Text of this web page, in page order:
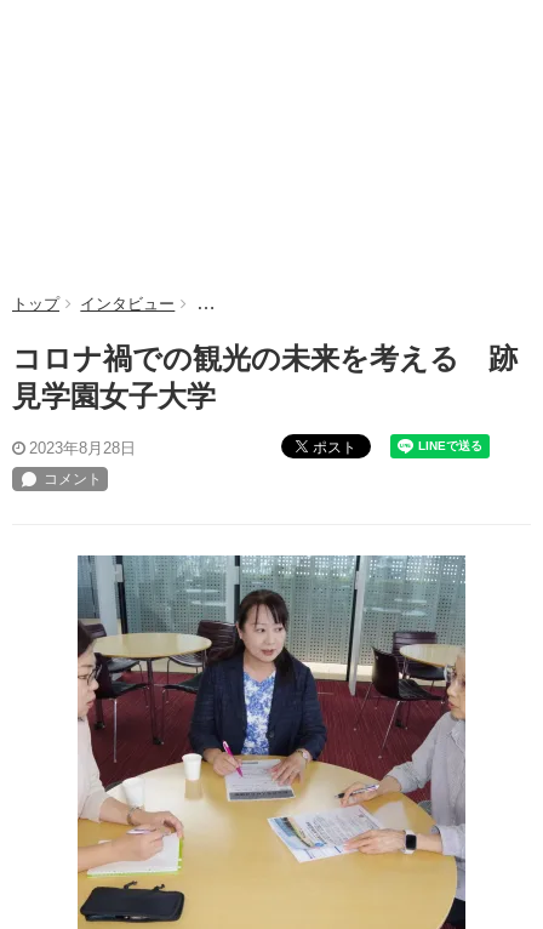
トップ インタビュー コロナ禍での観光の未来を考える 跡見学園女
コロナ禍での観光の未来を考える 跡
見学園女子大学
2023年8月28日 ポスト